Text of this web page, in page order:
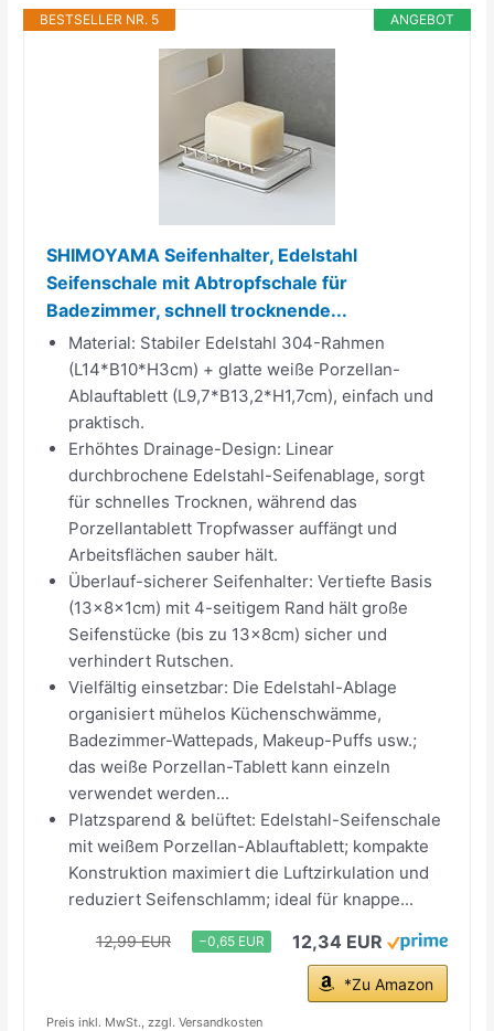
ANGEBOT
BESTSELLER NR. 5
SHIMOYAMA Seifenhalter, Edelstahl
Seifenschale mit Abtropfschale für
Badezimmer, schnell trocknende...
Material:​​ Stabiler Edelstahl 304-Rahmen
(L14*B10*H3cm) + glatte weiße Porzellan-
Ablauftablett (L9,7*B13,2*H1,7cm), einfach und
praktisch.
Erhöhtes Drainage-Design:​​ Linear
durchbrochene Edelstahl-Seifenablage, ​sorgt
für schnelles Trocknen, während das
Porzellantablett Tropfwasser auffängt und
Arbeitsflächen sauber hält.
Überlauf-sicherer Seifenhalter:​​ Vertiefte Basis
(13×8×1cm) mit 4-seitigem Rand hält große
Seifenstücke (bis zu 13×8cm) sicher und ​
verhindert Rutschen.
Vielfältig einsetzbar:​​ Die Edelstahl-Ablage
organisiert mühelos Küchenschwämme,
Badezimmer-Wattepads, Makeup-Puffs usw.; ​
das weiße Porzellan-Tablett kann einzeln
verwendet werden...
Platzsparend & belüftet:​​ Edelstahl-Seifenschale
mit weißem Porzellan-Ablauftablett; kompakte
Konstruktion ​maximiert die Luftzirkulation​ und
reduziert Seifenschlamm; ideal für knappe...
12,99 EUR −0,65 EUR 12,34 EUR
*Zu Amazon
Preis inkl. MwSt., zzgl. Versandkosten